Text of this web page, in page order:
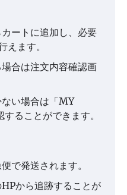
ートに追加し、必要
えます。
合は注文内容確認画
い場合は「MY
ることができます。
で発送されます。
から追跡することが